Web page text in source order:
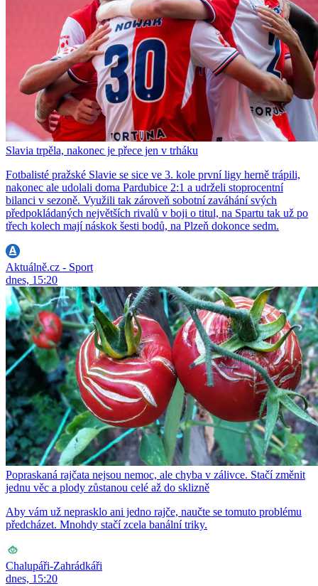
Slavia trpěla, nakonec je přece jen v trháku
Fotbalisté pražské Slavie se sice ve 3. kole první ligy herně trápili,
nakonec ale udolali doma Pardubice 2:1 a udrželi stoprocentní
bilanci v sezoně. Využili tak zároveň sobotní zaváhání svých
předpokládaných největších rivalů v boji o titul, na Spartu tak už po
třech kolech mají náskok šesti bodů, na Plzeň dokonce sedm.
Aktuálně.cz - Sport
dnes, 15:20
Popraskaná rajčata nejsou nemoc, ale chyba v zálivce. Stačí změnit
jednu věc a plody zůstanou celé až do sklizně
Aby vám už neprasklo ani jedno rajče, naučte se tomuto problému
předcházet. Mnohdy stačí zcela banální triky.
Chalupáři-Zahrádkáři
dnes, 15:20